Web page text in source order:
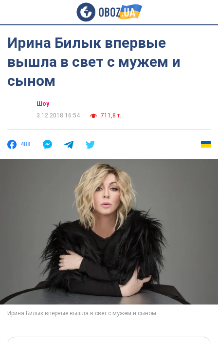
Ирина Билык впервые
вышла в свет с мужем и
сыном
Шоу
3.12.2018 16:54
711,8 т.
488